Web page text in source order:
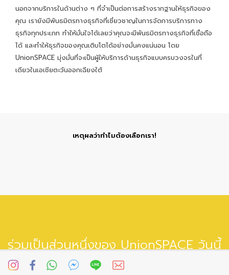
นอกจากบริการในด้านต่าง ๆ ที่จำเป็นต่อการสร้างรากฐานให้ธุรกิจของ
คุณ เรายังมีพันธมิตรทางธุรกิจที่เชี่ยวชาญในการจัดการบริการทาง
ธุรกิจทุกประเภท ทำให้มั่นใจได้เลยว่าคุณจะมีพันธมิตรทางธุรกิจที่เชื่อถือ
ได้ และทำให้ธุรกิจของคุณเติบโตได้อย่างมั่นคงแน่นอน โดย
UnionSPACE มุ่งมั่นที่จะเป็นผู้ให้บริการด้านธุรกิจแบบครบวงจรในที่
เดียวในเอเชียตะวันออกเฉียงใต้
เหตุผลว่าทำไมต้องเลือกเรา!
ร่วมเป็นส่วนหนึ่งของ UnionSPACE วันนี้
และเติบโตไปด้วยกัน